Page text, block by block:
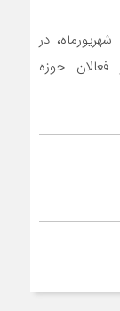
در
و فعالان حوزه